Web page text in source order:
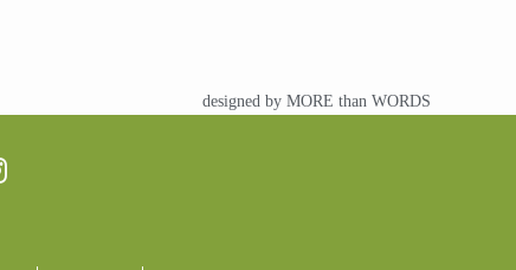
designed by MORE than WORDS